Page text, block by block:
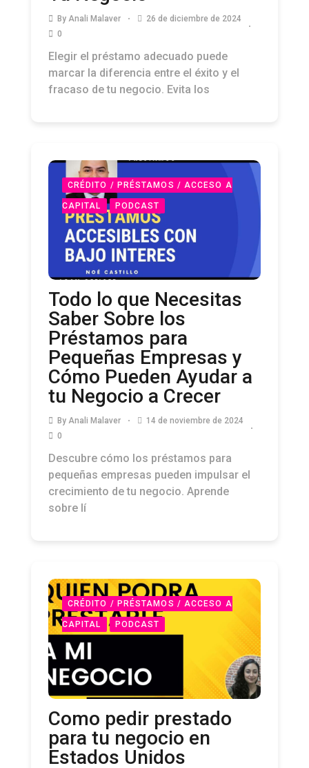
By Anali Malaver
26 de diciembre de 2024
0
Elegir el préstamo adecuado puede
marcar la diferencia entre el éxito y el
fracaso de tu negocio. Evita los
CRÉDITO / PRÉSTAMOS / ACCESO A
CAPITAL PODCAST
Todo lo que Necesitas
Saber Sobre los
Préstamos para
Pequeñas Empresas y
Cómo Pueden Ayudar a
tu Negocio a Crecer
By Anali Malaver
14 de noviembre de 2024
0
Descubre cómo los préstamos para
pequeñas empresas pueden impulsar el
crecimiento de tu negocio. Aprende
sobre lí
CRÉDITO / PRÉSTAMOS / ACCESO A
CAPITAL PODCAST
Como pedir prestado
para tu negocio en
Estados Unidos